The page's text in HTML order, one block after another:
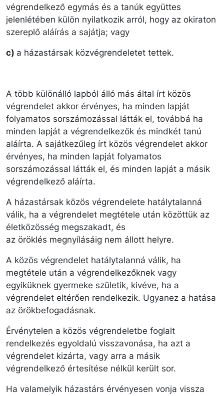
végrendelkező egymás és a tanúk együttes
jelenlétében külön nyilatkozik arról, hogy az okiraton
szereplő aláírás a sajátja; vagy
c) a házastársak közvégrendeletet tettek.
A több különálló lapból álló más által írt közös
végrendelet akkor érvényes, ha minden lapját
folyamatos sorszámozással látták el, továbbá ha
minden lapját a végrendelkezők és mindkét tanú
aláírta. A sajátkezűleg írt közös végrendelet akkor
érvényes, ha minden lapját folyamatos
sorszámozással látták el, és minden lapját a másik
végrendelkező aláírta.
A házastársak közös végrendelete hatálytalanná
válik, ha a végrendelet megtétele után közöttük az
életközösség megszakadt, és
az öröklés megnyílásáig nem állott helyre.
A közös végrendelet hatálytalanná válik, ha
megtétele után a végrendelkezőknek vagy
egyiküknek gyermeke születik, kivéve, ha a
végrendelet eltérően rendelkezik. Ugyanez a hatása
az örökbefogadásnak.
Érvénytelen a közös végrendeletbe foglalt
rendelkezés egyoldalú visszavonása, ha azt a
végrendelet kizárta, vagy arra a másik
végrendelkező értesítése nélkül került sor.
Ha valamelyik házastárs érvényesen vonja vissza